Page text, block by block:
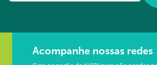
Acompanhe nossas redes